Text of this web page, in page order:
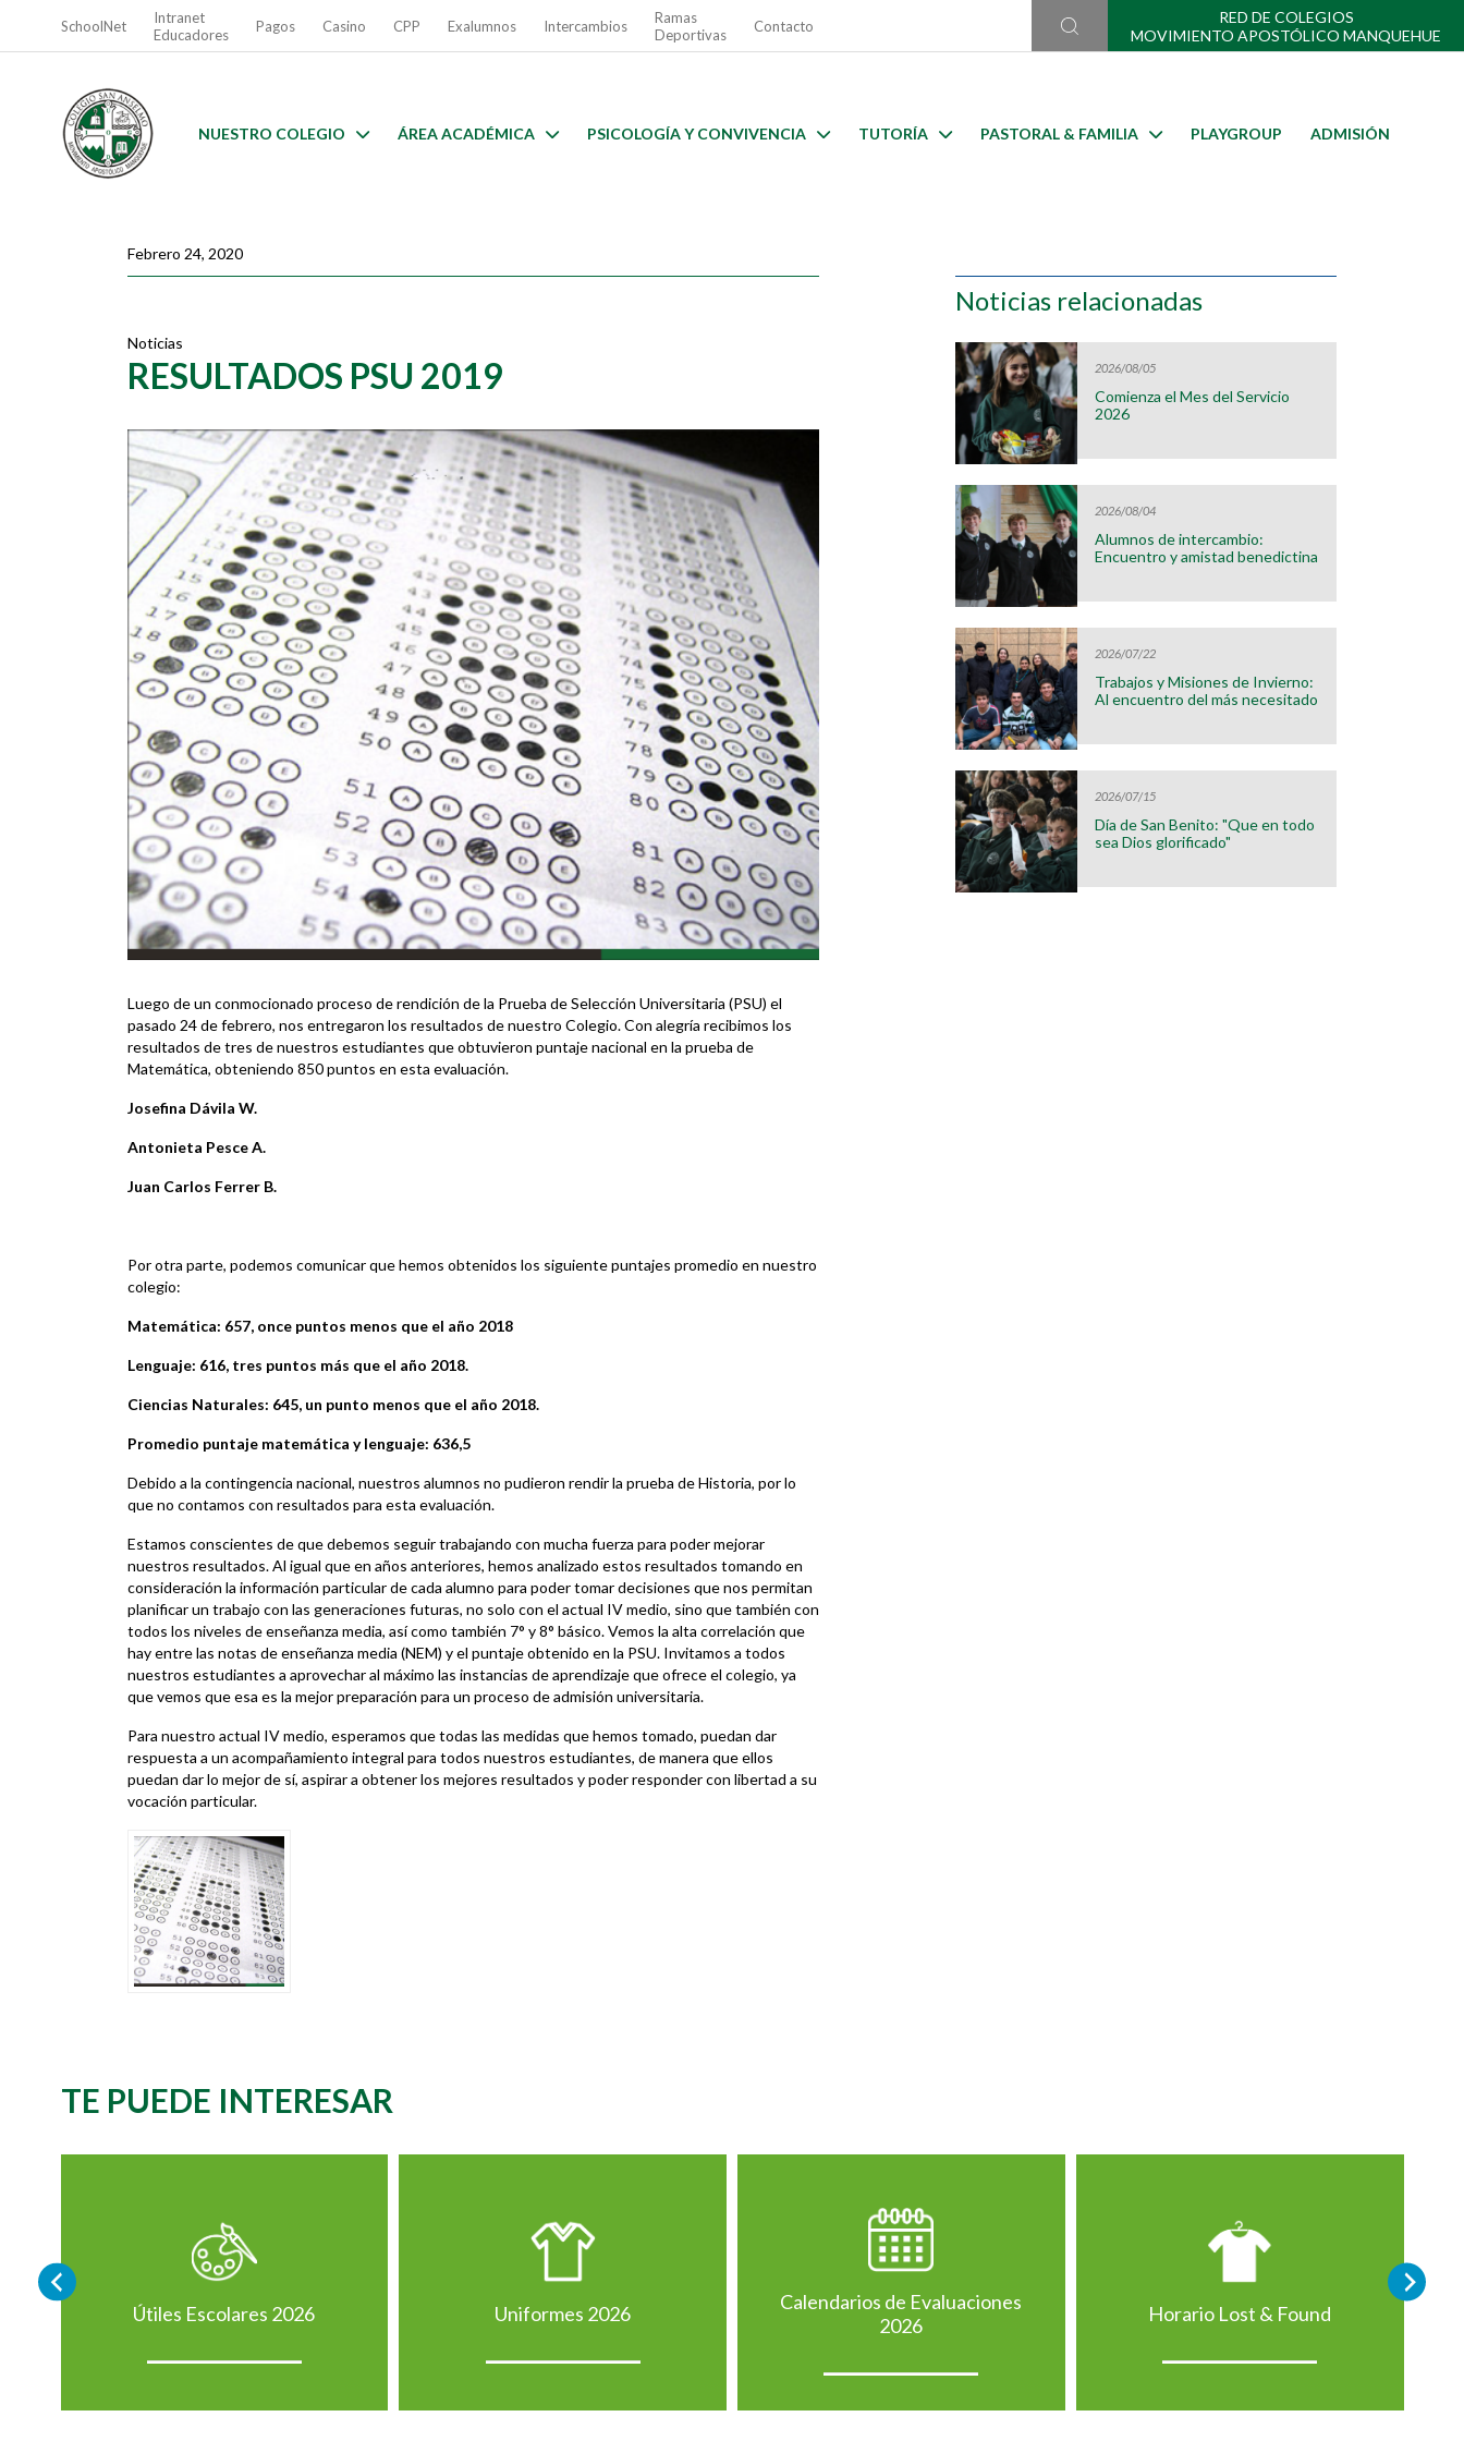
SchoolNet
Intranet
Educadores
Pagos Casino CPP Exalumnos Intercambios
Ramas
Deportivas
Contacto
RED DE COLEGIOS
MOVIMIENTO APOSTÓLICO MANQUEHUE
NUESTRO COLEGIO ÁREA ACADÉMICA PSICOLOGÍA Y CONVIVENCIA TUTORÍA PASTORAL & FAMILIA PLAYGROUP ADMISIÓN
Febrero 24, 2020
Noticias
RESULTADOS PSU 2019
Luego de un conmocionado proceso de rendición de la Prueba de Selección Universitaria (PSU) el
pasado 24 de febrero, nos entregaron los resultados de nuestro Colegio. Con alegría recibimos los
resultados de tres de nuestros estudiantes que obtuvieron puntaje nacional en la prueba de
Matemática, obteniendo 850 puntos en esta evaluación.
Josefina Dávila W.
Antonieta Pesce A.
Juan Carlos Ferrer B.
Por otra parte, podemos comunicar que hemos obtenidos los siguiente puntajes promedio en nuestro
colegio:
Matemática: 657, once puntos menos que el año 2018
Lenguaje: 616, tres puntos más que el año 2018.
Ciencias Naturales: 645, un punto menos que el año 2018.
Promedio puntaje matemática y lenguaje: 636,5
Debido a la contingencia nacional, nuestros alumnos no pudieron rendir la prueba de Historia, por lo
que no contamos con resultados para esta evaluación.
Estamos conscientes de que debemos seguir trabajando con mucha fuerza para poder mejorar
nuestros resultados. Al igual que en años anteriores, hemos analizado estos resultados tomando en
consideración la información particular de cada alumno para poder tomar decisiones que nos permitan
planificar un trabajo con las generaciones futuras, no solo con el actual IV medio, sino que también con
todos los niveles de enseñanza media, así como también 7° y 8° básico. Vemos la alta correlación que
hay entre las notas de enseñanza media (NEM) y el puntaje obtenido en la PSU. Invitamos a todos
nuestros estudiantes a aprovechar al máximo las instancias de aprendizaje que ofrece el colegio, ya
que vemos que esa es la mejor preparación para un proceso de admisión universitaria.
Para nuestro actual IV medio, esperamos que todas las medidas que hemos tomado, puedan dar
respuesta a un acompañamiento integral para todos nuestros estudiantes, de manera que ellos
puedan dar lo mejor de sí, aspirar a obtener los mejores resultados y poder responder con libertad a su
vocación particular.
Noticias relacionadas
2026/08/05
Comienza el Mes del Servicio
2026
2026/08/04
Alumnos de intercambio:
Encuentro y amistad benedictina
2026/07/22
Trabajos y Misiones de Invierno:
Al encuentro del más necesitado
2026/07/15
Día de San Benito: "Que en todo
sea Dios glorificado"
TE PUEDE INTERESAR
Útiles Escolares 2026 Uniformes 2026
Calendarios de Evaluaciones
2026
Horario Lost & Found